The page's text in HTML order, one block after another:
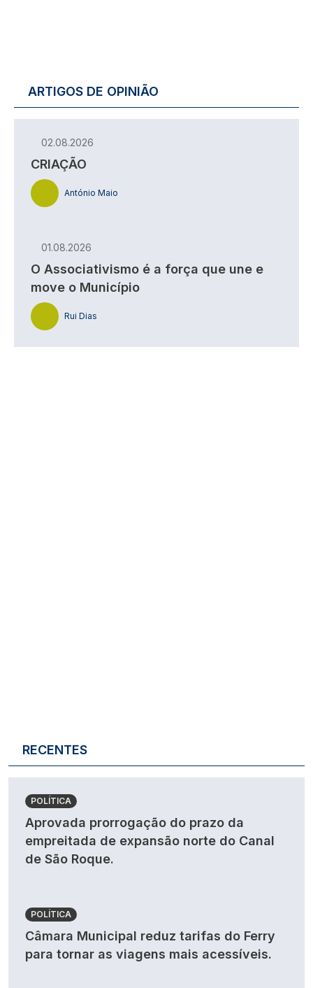
ARTIGOS DE OPINIÃO
02.08.2026
CRIAÇÃO
António Maio
01.08.2026
O Associativismo é a força que une e
move o Município
Rui Dias
RECENTES
POLÍTICA
Aprovada prorrogação do prazo da
empreitada de expansão norte do Canal
de São Roque.
POLÍTICA
Câmara Municipal reduz tarifas do Ferry
para tornar as viagens mais acessíveis.